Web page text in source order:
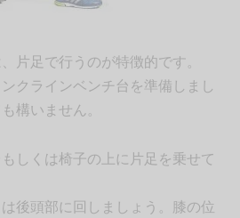
片足で行うのが特徴的です。
クラインベンチ台を準備しまし
構いません。
しくは椅子の上に片足を乗せて
後頭部に回しましょう。膝の位